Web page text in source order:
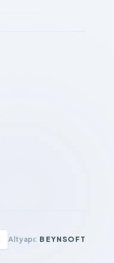
Altyapı: BEYNSOFT